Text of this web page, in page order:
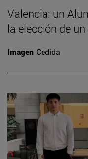
Valencia: un
la elección de
Imagen Cedida